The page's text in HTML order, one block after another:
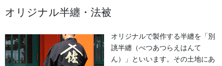
2025/07/24
オリジナル半纏・法被
オリジナルで製作する半纏を「別
誂半纏（べつあつらえはんて
ん）」といいます。その土地にあ